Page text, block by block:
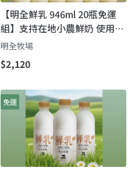
【明全鮮乳 946ml 20瓶免運
組】支持在地小農鮮奶 使用牧
場直送牛奶!
明全牧場
$2,120
免運